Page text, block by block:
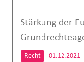
Stärkung der
Recht 01.12.2021